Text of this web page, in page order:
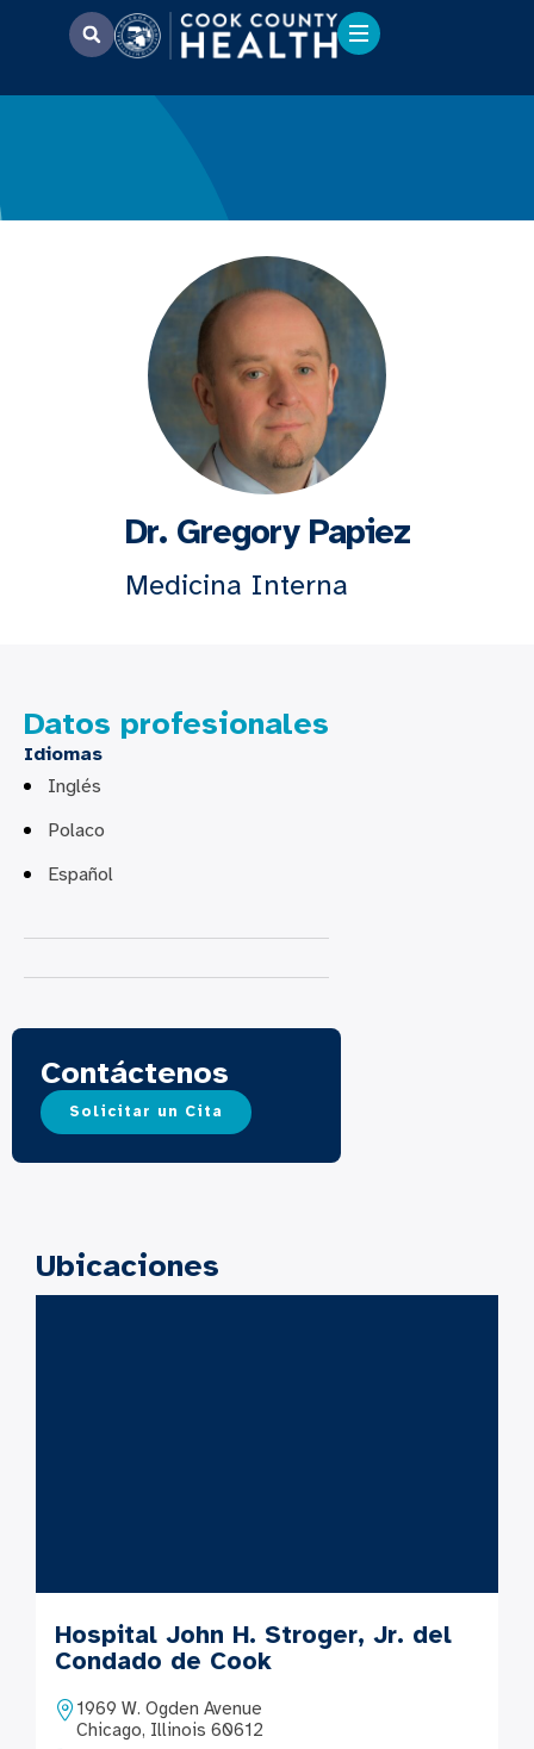
Dr. Gregory Papiez
Medicina Interna
Datos profesionales
Idiomas
Inglés
Polaco
Español
Contáctenos
Solicitar un Cita
Ubicaciones
Hospital John H. Stroger, Jr. del
Condado de Cook
1969 W. Ogden Avenue
Chicago, Illinois 60612